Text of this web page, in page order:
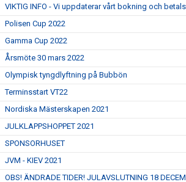
VIKTIG INFO - Vi uppdaterar vårt bokning och
Polisen Cup 2022
Gamma Cup 2022
Årsmöte 30 mars 2022
Olympisk tyngdlyftning på Bubbön
Terminsstart VT22
Nordiska Mästerskapen 2021
JULKLAPPSHOPPET 2021
SPONSORHUSET
JVM - KIEV 2021
OBS! ÄNDRADE TIDER! JULAVSLUTNING 18